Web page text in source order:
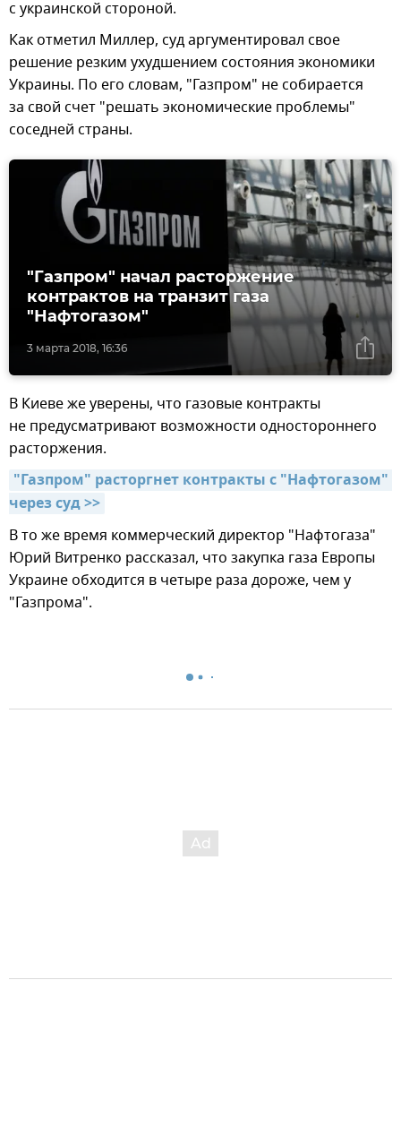
с украинской стороной.
Как отметил Миллер, суд аргументировал свое
решение резким ухудшением состояния экономики
Украины. По его словам, "Газпром" не собирается
за свой счет "решать экономические проблемы"
соседней страны.
3 марта 2018, 16:36
"Газпром" начал расторжение
контрактов на транзит газа
"Нафтогазом"
В Киеве же уверены, что газовые контракты
не предусматривают возможности одностороннего
расторжения.
"Газпром" расторгнет контракты с "Нафтогазом"
через суд >>
В то же время коммерческий директор "Нафтогаза"
Юрий Витренко рассказал, что закупка газа Европы
Украине обходится в четыре раза дороже, чем у
"Газпрома".